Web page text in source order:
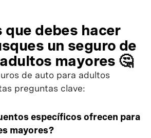
que debes hacer
un seguro de
mayores 🤔
de auto para adultos
preguntas clave:
específicos ofrecen para
mayores?